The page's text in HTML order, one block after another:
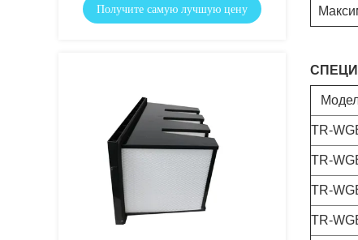
Получите самую лучшую цену
TR-
TR-
TR-
TR-